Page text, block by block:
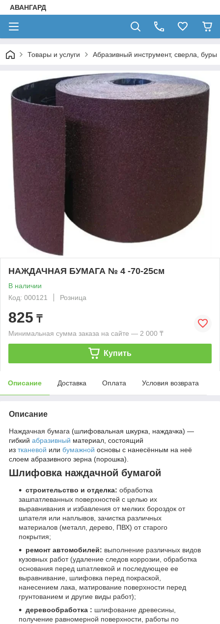
АВАНГАРД
Товары и услуги Абразивный инструмент, сверла, буры
НАЖДАЧНАЯ БУМАГА № 4 -70-25см
В наличии
Код: 000121
Розница
825 ₸
Минимальная сумма заказа на сайте — 2 000 ₸
Купить
Описание Доставка Оплата Условия возврата
Описание
Наждачная бумага (шлифовальная шкурка, наждачка) —
гибкий абразивный материал, состоящий
из тканевой или бумажной основы с нанесённым на неё
слоем абразивного зерна (порошка).
Шлифовка наждачной бумагой
строительство и отделка: обработка
зашпатлеванных поверхностей с целью их
выравнивания и избавления от мелких бороздок от
шпателя или наплывов, зачистка различных
материалов (металл, дерево, ПВХ) от старого
покрытия;
ремонт автомобилей: выполнение различных видов
кузовных работ (удаление следов коррозии, обработка
основания перед шпатлевкой и последующее ее
выравнивание, шлифовка перед покраской,
нанесением лака, матирование поверхности перед
грунтованием и другие виды работ);
деревообработка : шлифование древесины,
получение равномерной поверхности, работы по